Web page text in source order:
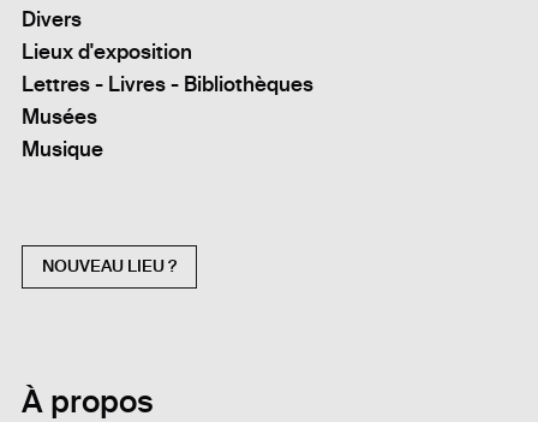
Divers
Lieux d'exposition
Lettres - Livres - Bibliothèques
Musées
Musique
NOUVEAU LIEU ?
À propos